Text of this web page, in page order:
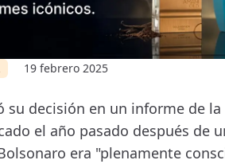
19 febrero 2025
su decisión en un informe de
el año pasado después de
era "plenamente